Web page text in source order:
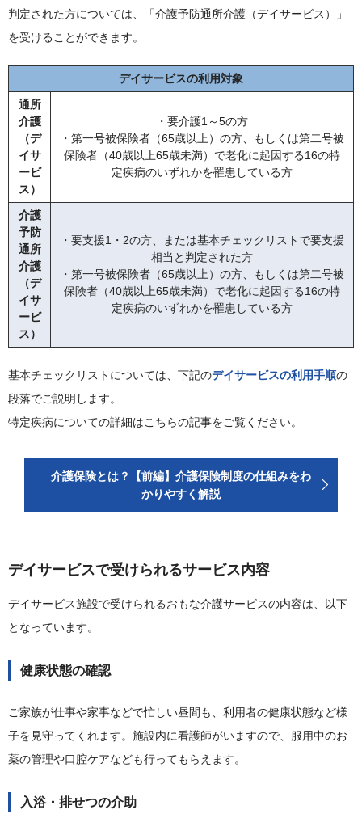
判定された方については、「介護予防通所介護（デイサービス）」
を受けることができます。
デイサービスの利用対象
通所
介護
（デ
イサ
ービ
ス）
・要介護1～5の方
・第一号被保険者（65歳以上）の方、もしくは第二号被
保険者（40歳以上65歳未満）で老化に起因する16の特
定疾病のいずれかを罹患している方
介護
予防
通所
介護
（デ
イサ
ービ
ス）
・要支援1・2の方、または基本チェックリストで要支援
相当と判定された方
・第一号被保険者（65歳以上）の方、もしくは第二号被
保険者（40歳以上65歳未満）で老化に起因する16の特
定疾病のいずれかを罹患している方
基本チェックリストについては、下記のデイサービスの利用手順の
段落でご説明します。
特定疾病についての詳細はこちらの記事をご覧ください。
介護保険とは？【前編】介護保険制度の仕組みをわ
かりやすく解説
デイサービスで受けられるサービス内容
デイサービス施設で受けられるおもな介護サービスの内容は、以下
となっています。
健康状態の確認
ご家族が仕事や家事などで忙しい昼間も、利用者の健康状態など様
子を見守ってくれます。施設内に看護師がいますので、服用中のお
薬の管理や口腔ケアなども行ってもらえます。
入浴・排せつの介助